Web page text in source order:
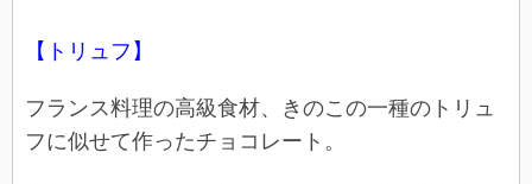
【トリュフ】
フランス料理の高級食材、きのこの一種のトリュ
フに似せて作ったチョコレート。